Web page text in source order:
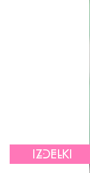
IZDELKI